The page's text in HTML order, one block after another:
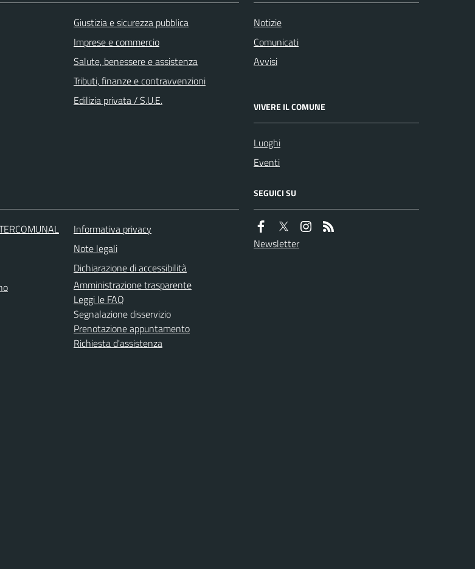
Giustizia e sicurezza pubblica
Imprese e commercio
Salute, benessere e assistenza
Tributi, finanze e contravvenzioni
Edilizia privata / S.U.E.
Notizie
Comunicati
Avvisi
VIVERE IL COMUNE
Luoghi
Eventi
Informativa privacy
Note legali
Dichiarazione di accessibilità
Amministrazione trasparente
Leggi le FAQ
Segnalazione disservizio
Prenotazione appuntamento
Richiesta d'assistenza
SEGUICI SU
Newsletter